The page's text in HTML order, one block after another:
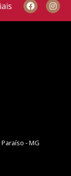
- MG